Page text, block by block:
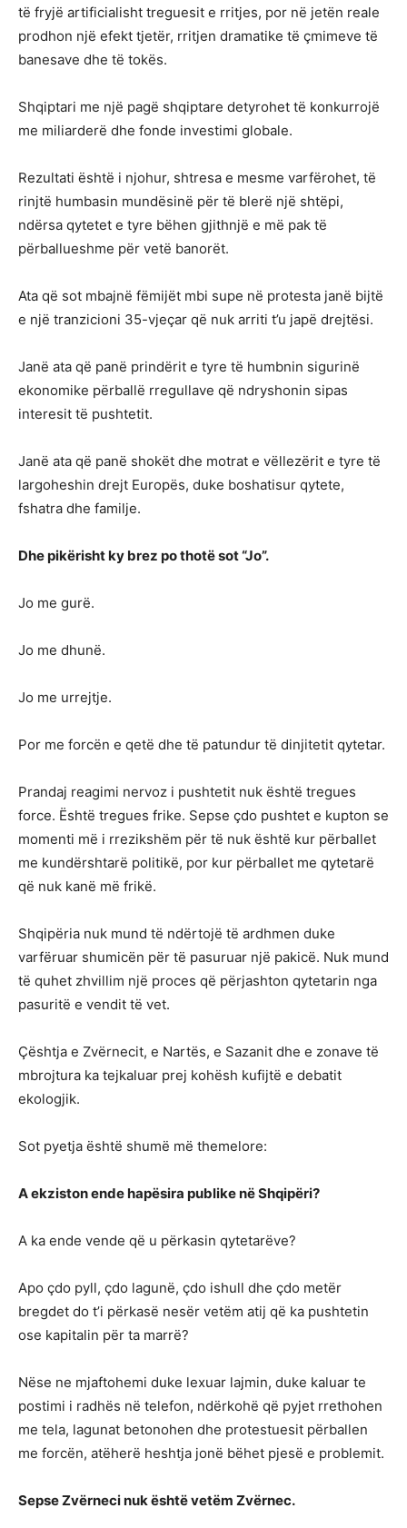
të fryjë artificialisht treguesit e rritjes, por në jetën reale
prodhon një efekt tjetër, rritjen dramatike të çmimeve të
banesave dhe të tokës.
Shqiptari me një pagë shqiptare detyrohet të konkurrojë
me miliarderë dhe fonde investimi globale.
Rezultati është i njohur, shtresa e mesme varfërohet, të
rinjtë humbasin mundësinë për të blerë një shtëpi,
ndërsa qytetet e tyre bëhen gjithnjë e më pak të
përballueshme për vetë banorët.
Ata që sot mbajnë fëmijët mbi supe në protesta janë bijtë
e një tranzicioni 35-vjeçar që nuk arriti t’u japë drejtësi.
Janë ata që panë prindërit e tyre të humbnin sigurinë
ekonomike përballë rregullave që ndryshonin sipas
interesit të pushtetit.
Janë ata që panë shokët dhe motrat e vëllezërit e tyre të
largoheshin drejt Europës, duke boshatisur qytete,
fshatra dhe familje.
Dhe pikërisht ky brez po thotë sot “Jo”.
Jo me gurë.
Jo me dhunë.
Jo me urrejtje.
Por me forcën e qetë dhe të patundur të dinjitetit qytetar.
Prandaj reagimi nervoz i pushtetit nuk është tregues
force. Është tregues frike. Sepse çdo pushtet e kupton se
momenti më i rrezikshëm për të nuk është kur përballet
me kundërshtarë politikë, por kur përballet me qytetarë
që nuk kanë më frikë.
Shqipëria nuk mund të ndërtojë të ardhmen duke
varfëruar shumicën për të pasuruar një pakicë. Nuk mund
të quhet zhvillim një proces që përjashton qytetarin nga
pasuritë e vendit të vet.
Çështja e Zvërnecit, e Nartës, e Sazanit dhe e zonave të
mbrojtura ka tejkaluar prej kohësh kufijtë e debatit
ekologjik.
Sot pyetja është shumë më themelore:
A ekziston ende hapësira publike në Shqipëri?
A ka ende vende që u përkasin qytetarëve?
Apo çdo pyll, çdo lagunë, çdo ishull dhe çdo metër
bregdet do t’i përkasë nesër vetëm atij që ka pushtetin
ose kapitalin për ta marrë?
Nëse ne mjaftohemi duke lexuar lajmin, duke kaluar te
postimi i radhës në telefon, ndërkohë që pyjet rrethohen
me tela, lagunat betonohen dhe protestuesit përballen
me forcën, atëherë heshtja jonë bëhet pjesë e problemit.
Sepse Zvërneci nuk është vetëm Zvërnec.